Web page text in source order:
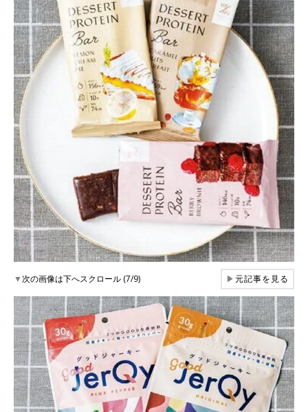
▼次の画像は下へスクロール (7/9) ▶元記事を見る